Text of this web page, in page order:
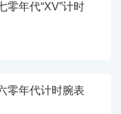
零年代“XV”计时
零年代计时腕表